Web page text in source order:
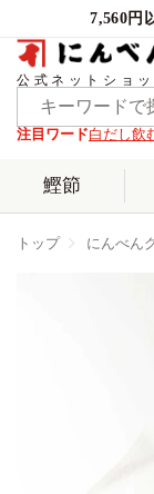
7,560円
公式ネットショ
注目ワード白だし飲
鰹節
トップ にんべん